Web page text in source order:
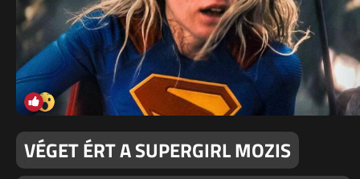
VÉGET ÉRT A SUPERGIRL MOZIS